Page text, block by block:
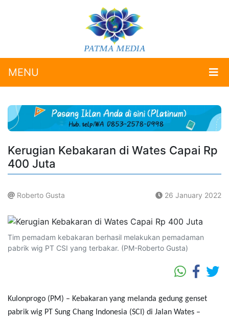
MENU
Kerugian Kebakaran di Wates Capai Rp
400 Juta
Roberto Gusta 26 January 2022
Tim pemadam kebakaran berhasil melakukan pemadaman
pabrik wig PT CSI yang terbakar. (PM-Roberto Gusta)
Kulonprogo (PM) – Kebakaran yang melanda gedung genset
pabrik wig PT Sung Chang Indonesia (SCI) di Jalan Wates –